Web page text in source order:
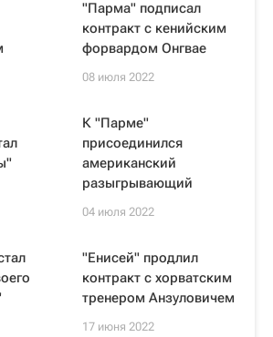
"Парма" подписал
контракт с кенийским
форвардом Онгвае
08 июля 2022
К "Парме"
присоединился
американский
разыгрывающий
04 июля 2022
"Енисей" продлил
контракт с хорватским
тренером Анзуловичем
17 июня 2022